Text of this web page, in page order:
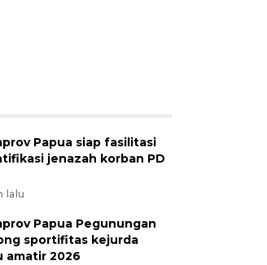
Papua siap fasilitasi
jenazah korban PD
lalu
Papua Pegunungan
sportifitas kejurda
amatir 2026